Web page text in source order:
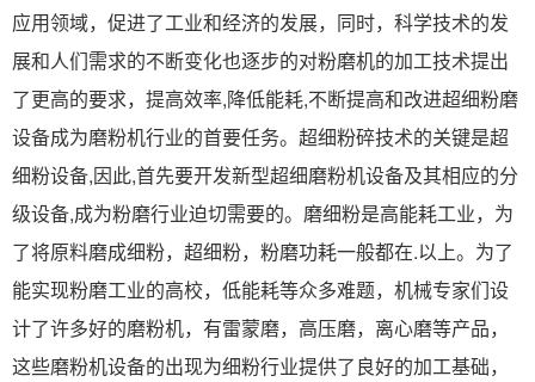
应用领域，促进了工业和经济的发展，同时，科学技术的发
展和人们需求的不断变化也逐步的对粉磨机的加工技术提出
了更高的要求，提高效率,降低能耗,不断提高和改进超细粉磨
设备成为磨粉机行业的首要任务。超细粉碎技术的关键是超
细粉设备,因此,首先要开发新型超细磨粉机设备及其相应的分
级设备,成为粉磨行业迫切需要的。磨细粉是高能耗工业，为
了将原料磨成细粉，超细粉，粉磨功耗一般都在.以上。为了
能实现粉磨工业的高校，低能耗等众多难题，机械专家们设
计了许多好的磨粉机，有雷蒙磨，高压磨，离心磨等产品，
这些磨粉机设备的出现为细粉行业提供了良好的加工基础，